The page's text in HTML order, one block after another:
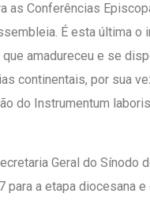
as Conferências
É esta última o
amadureceu e se
continentais, por sua
do Instrumentum
Geral do Sínodo
a etapa diocesana